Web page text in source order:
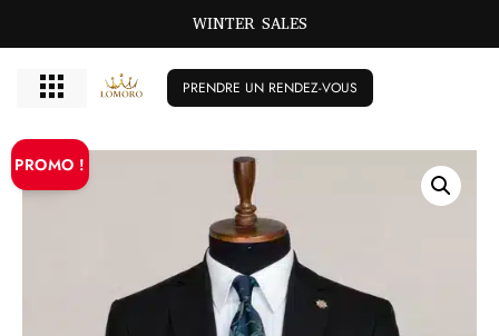
WINTER SALES
PRENDRE UN RENDEZ-VOUS
PROMO !